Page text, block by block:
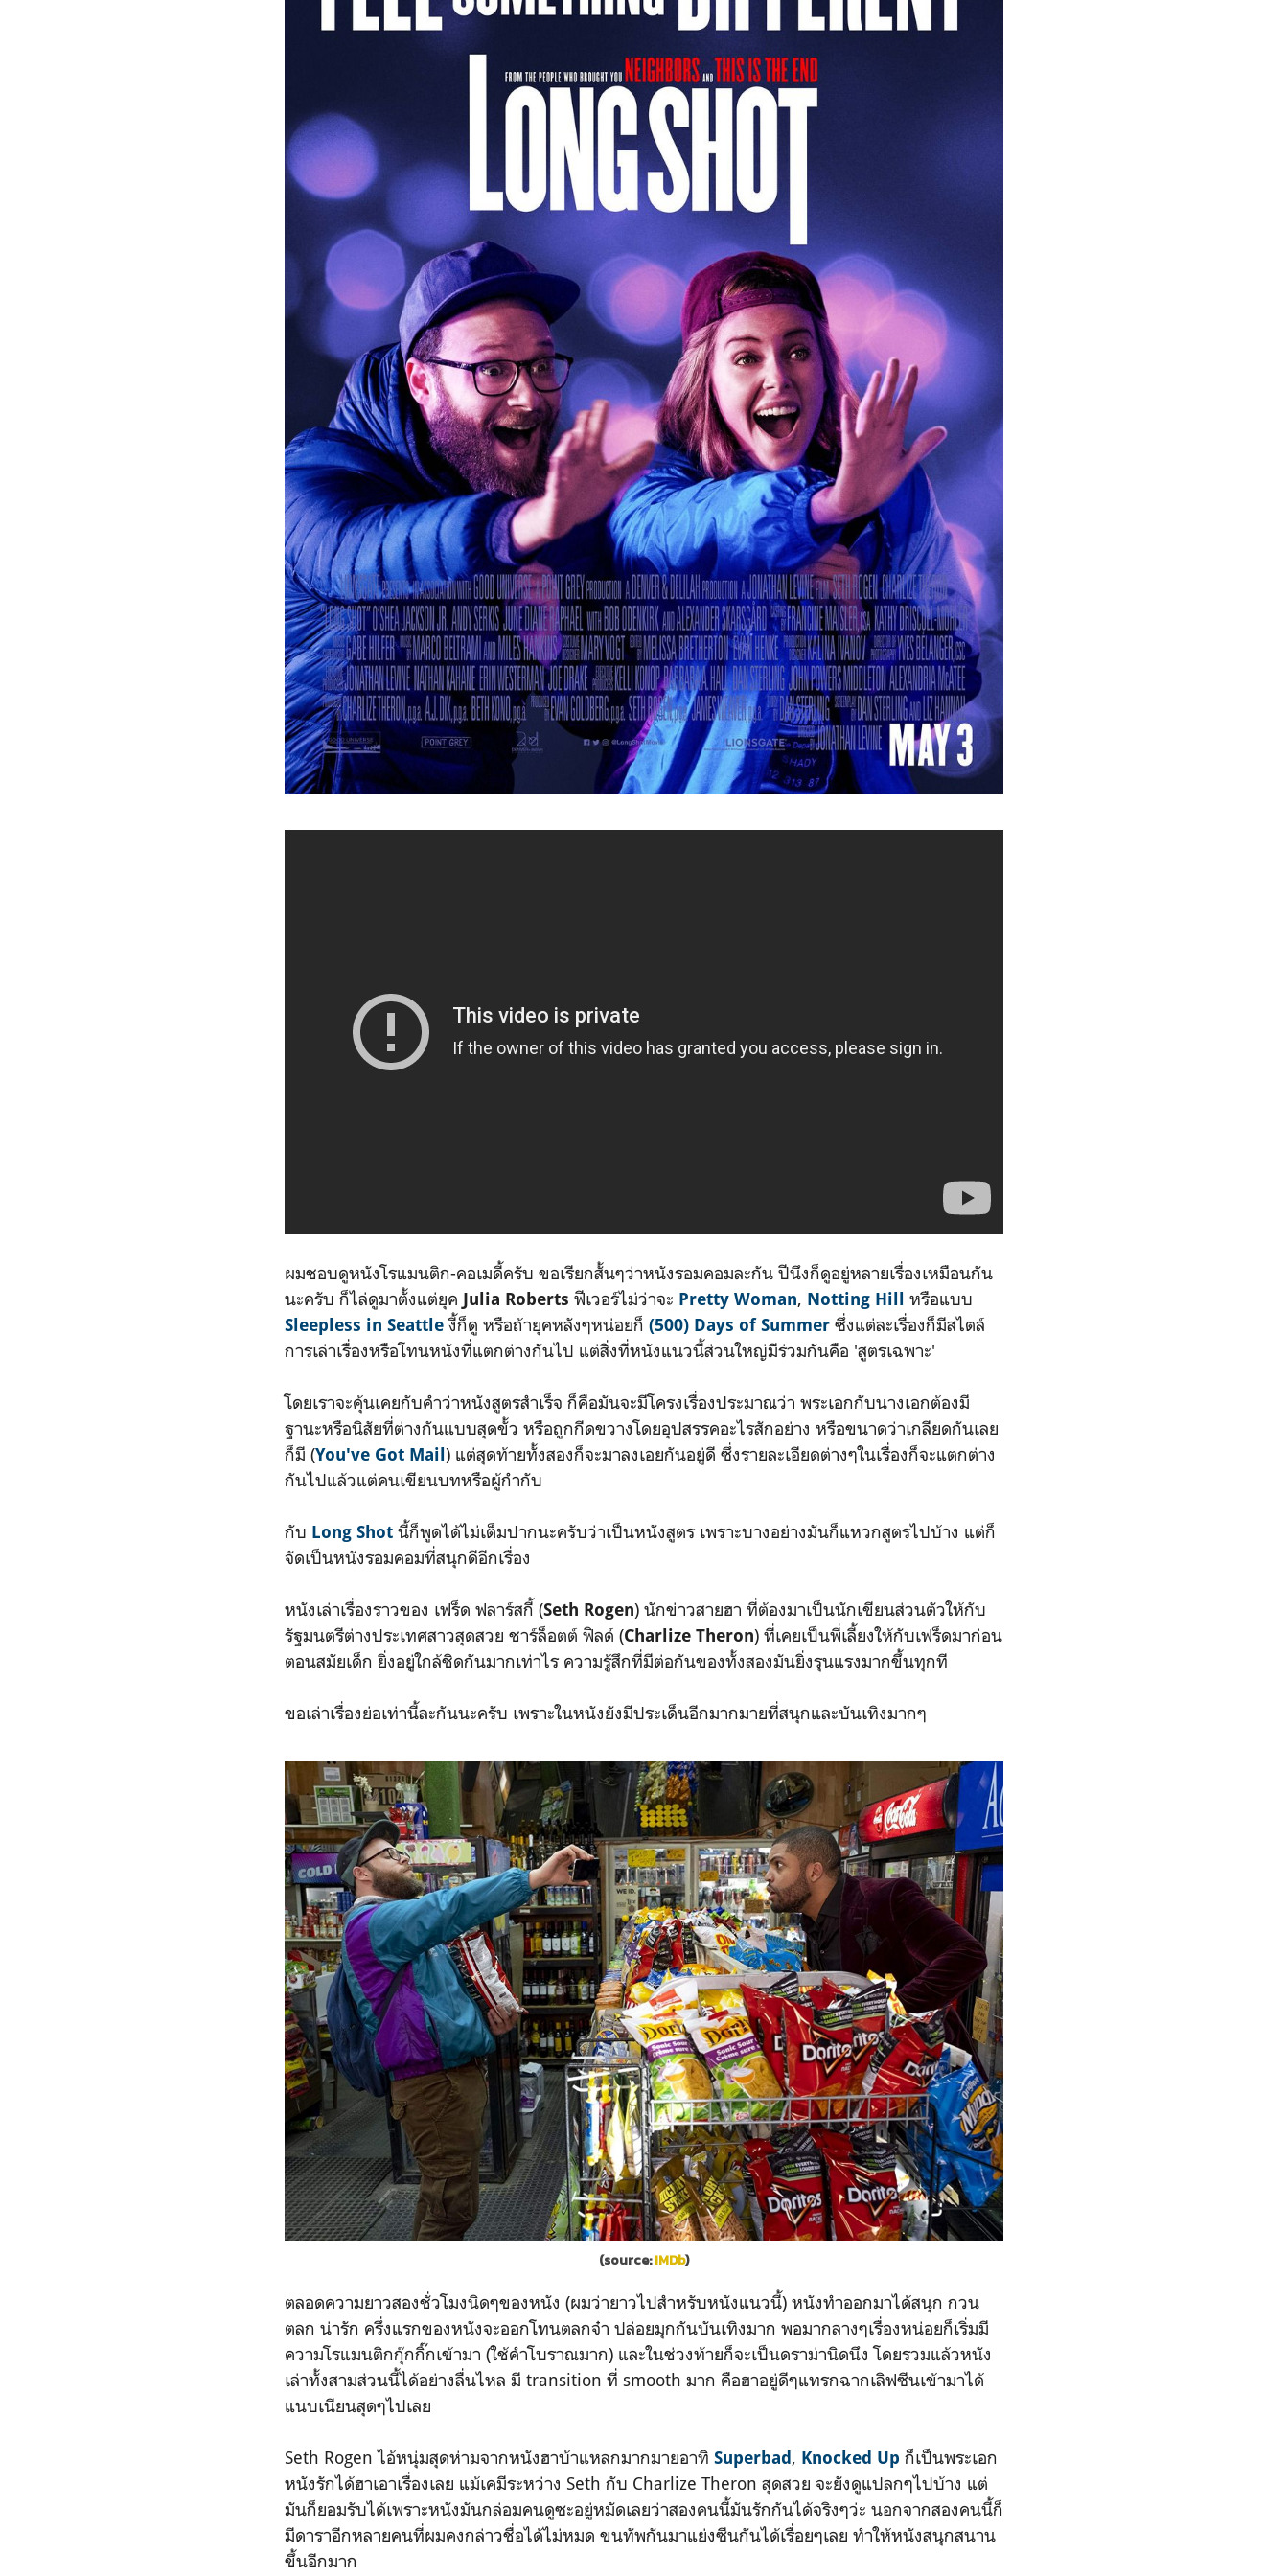
ผมชอบดูหนังโรแมนติก-คอเมดี้ครับ ขอเรียกสั้นๆว่าหนังรอมคอมละกัน ปีนึงก็ดูอยู่หลายเรื่องเหมือนกัน
นะครับ ก็ไล่ดูมาตั้งแต่ยุค Julia Roberts ฟีเวอร์ไม่ว่าจะ Pretty Woman, Notting Hill หรือแบบ
Sleepless in Seattleงี้ก็ดู หรือถ้ายุคหลังๆหน่อยก็ (500) Days of Summer ซึ่งแต่ละเรื่องก็มีสไตล์
การเล่าเรื่องหรือโทนหนังที่แตกต่างกันไป แต่สิ่งที่หนังแนวนี้ส่วนใหญ่มีร่วมกันคือ 'สูตรเฉพาะ'
โดยเราจะคุ้นเคยกับคำว่าหนังสูตรสำเร็จ ก็คือมันจะมีโครงเรื่องประมาณว่า พระเอกกับนางเอกต้องมี
ฐานะหรือนิสัยที่ต่างกันแบบสุดขั้ว หรือถูกกีดขวางโดยอุปสรรคอะไรสักอย่าง หรือขนาดว่าเกลียดกันเลย
ก็มี (You've Got Mail ) แต่สุดท้ายทั้งสองก็จะมาลงเอยกันอยู่ดี ซึ่งรายละเอียดต่างๆในเรื่องก็จะแตกต่าง
กันไปแล้วแต่คนเขียนบทหรือผู้กำกับ
กับ Long Shot นี้ก็พูดได้ไม่เต็มปากนะครับว่าเป็นหนังสูตร เพราะบางอย่างมันก็แหวกสูตรไปบ้าง แต่ก็
จัดเป็นหนังรอมคอมที่สนุกดีอีกเรื่อง
หนังเล่าเรื่องราวของ เฟร็ด ฟลาร์สกี้ (Seth Rogen) นักข่าวสายฮา ที่ต้องมาเป็นนักเขียนส่วนตัวให้กับ
รัฐมนตรีต่างประเทศสาวสุดสวย ชาร์ล็อตต์ ฟิลด์ (Charlize Theron) ที่เคยเป็นพี่เลี้ยงให้กับเฟร็ดมาก่อน
ตอนสมัยเด็ก ยิ่งอยู่ใกล้ชิดกันมากเท่าไร ความรู้สึกที่มีต่อกันของทั้งสองมันยิ่งรุนแรงมากขึ้นทุกที
ขอเล่าเรื่องย่อเท่านี้ละกันนะครับ เพราะในหนังยังมีประเด็นอีกมากมายที่สนุกและบันเทิงมากๆ
(source:IMDb)
ตลอดความยาวสองชั่วโมงนิดๆของหนัง (ผมว่ายาวไปสำหรับหนังแนวนี้) หนังทำออกมาได้สนุก กวน
ตลก น่ารัก ครึ่งแรกของหนังจะออกโทนตลกจ๋า ปล่อยมุกกันบันเทิงมาก พอมากลางๆเรื่องหน่อยก็เริ่มมี
ความโรแมนติกกุ๊กกิ๊กเข้ามา (ใช้คำโบราณมาก) และในช่วงท้ายก็จะเป็นดราม่านิดนึง โดยรวมแล้วหนัง
เล่าทั้งสามส่วนนี้ได้อย่างลื่นไหล มี transition ที่ smooth มาก คือฮาอยู่ดีๆแทรกฉากเลิฟซีนเข้ามาได้
แนบเนียนสุดๆไปเลย
Seth Rogen ไอ้หนุ่มสุดห่ามจากหนังฮาบ้าแหลกมากมายอาทิ Superbad, Knocked Up ก็เป็นพระเอก
หนังรักได้ฮาเอาเรื่องเลย แม้เคมีระหว่าง Seth กับ Charlize Theron สุดสวย จะยังดูแปลกๆไปบ้าง แต่
มันก็ยอมรับได้เพราะหนังมันกล่อมคนดูซะอยู่หมัดเลยว่าสองคนนี้มันรักกันได้จริงๆว่ะ นอกจากสองคนนี้ก็
มีดาราอีกหลายคนที่ผมคงกล่าวชื่อได้ไม่หมด ขนทัพกันมาแย่งซีนกันได้เรื่อยๆเลย ทำให้หนังสนุกสนาน
ขึ้นอีกมาก